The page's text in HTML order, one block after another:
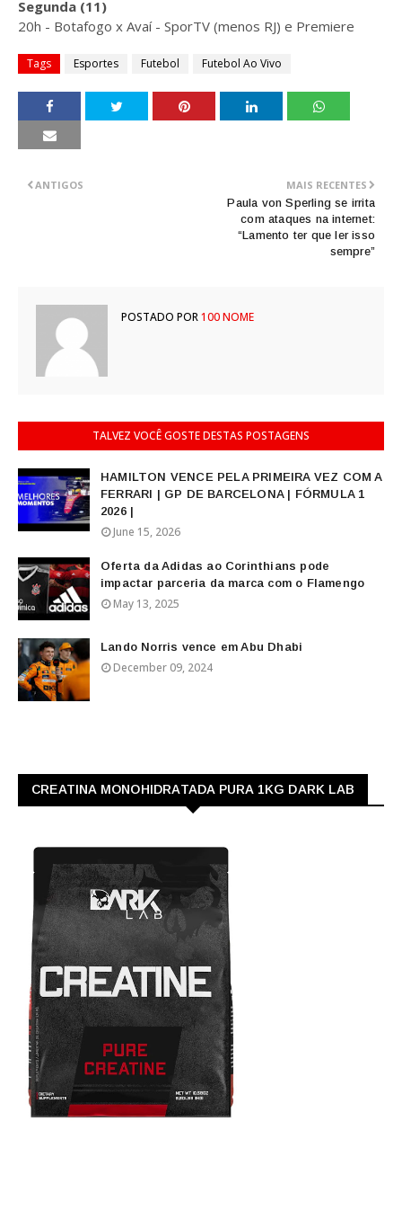
Segunda (11)
20h - Botafogo x Avaí - SporTV (menos RJ) e Premiere
Tags Esportes Futebol Futebol Ao Vivo
MAIS RECENTES
Paula von Sperling se irrita
com ataques na internet:
“Lamento ter que ler isso
sempre”
ANTIGOS
POSTADO POR100 NOME
TALVEZ VOCÊ GOSTE DESTAS POSTAGENS
HAMILTON VENCE PELA PRIMEIRA VEZ COM A
FERRARI | GP DE BARCELONA | FÓRMULA 1
2026 |
June 15, 2026
Oferta da Adidas ao Corinthians pode
impactar parceria da marca com o Flamengo
May 13, 2025
Lando Norris vence em Abu Dhabi
December 09, 2024
CREATINA MONOHIDRATADA PURA 1KG DARK LAB